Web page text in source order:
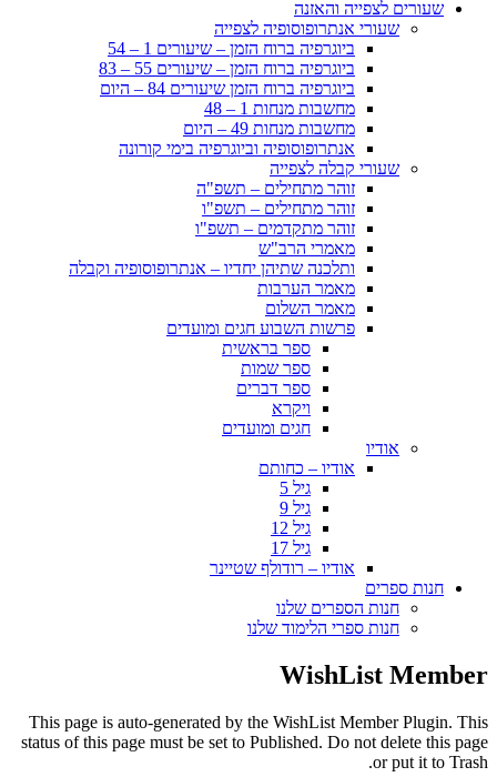
שעורים לצפייה והאזנה
שעורי אנתרופוסופיה לצפייה
ביוגרפיה ברוח הזמן – שיעורים 1 – 54
ביוגרפיה ברוח הזמן – שיעורים 55 – 83
ביוגרפיה ברוח הזמן שיעורים 84 – היום
מחשבות מנחות 1 – 48
מחשבות מנחות 49 – היום
אנתרופוסופיה וביוגרפיה בימי קורונה
שעורי קבלה לצפייה
זוהר מתחילים – תשפ"ה
זוהר מתחילים – תשפ"ו
זוהר מתקדמים – תשפ"ו
מאמרי הרב"ש
ותלכנה שתיהן יחדיו – אנתרופוסופיה וקבלה
מאמר הערבות
מאמר השלום
פרשות השבוע חגים ומועדים
ספר בראשית
ספר שמות
ספר דברים
ויקרא
חגים ומועדים
אודיו
אודיו – כחותם
גיל 5
גיל 9
גיל 12
גיל 17
אודיו – רודולף שטיינר
חנות ספרים
חנות הספרים שלנו
חנות ספרי הלימוד שלנו
WishList Member
This page is auto-generated by the WishList Member Plugin. This
status of this page must be set to Published. Do not delete this page
or put it to Trash.